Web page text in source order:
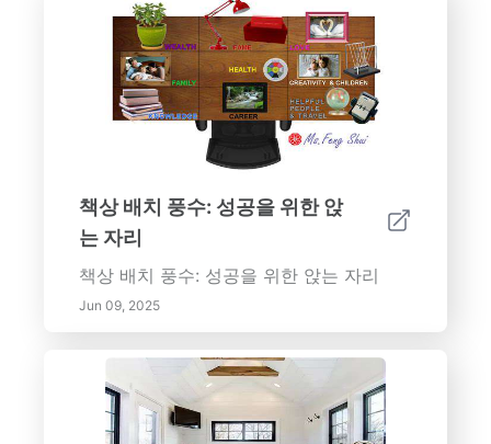
책상 배치 풍수: 성공을 위한 앉
는 자리
책상 배치 풍수: 성공을 위한 앉는 자리
Jun 09, 2025